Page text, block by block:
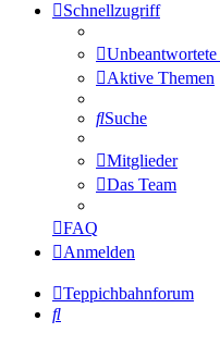
Schnellzugriff
Aktive Themen
Suche
Mitglieder
Das Team
FAQ
Anmelden
Teppichbahnforum
Suche